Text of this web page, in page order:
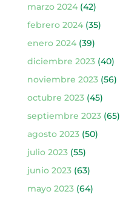
marzo 2024(42)
febrero 2024(35)
enero 2024(39)
diciembre 2023(40)
noviembre 2023(56)
octubre 2023(45)
septiembre 2023(65)
agosto 2023(50)
julio 2023(55)
junio 2023(63)
mayo 2023(64)